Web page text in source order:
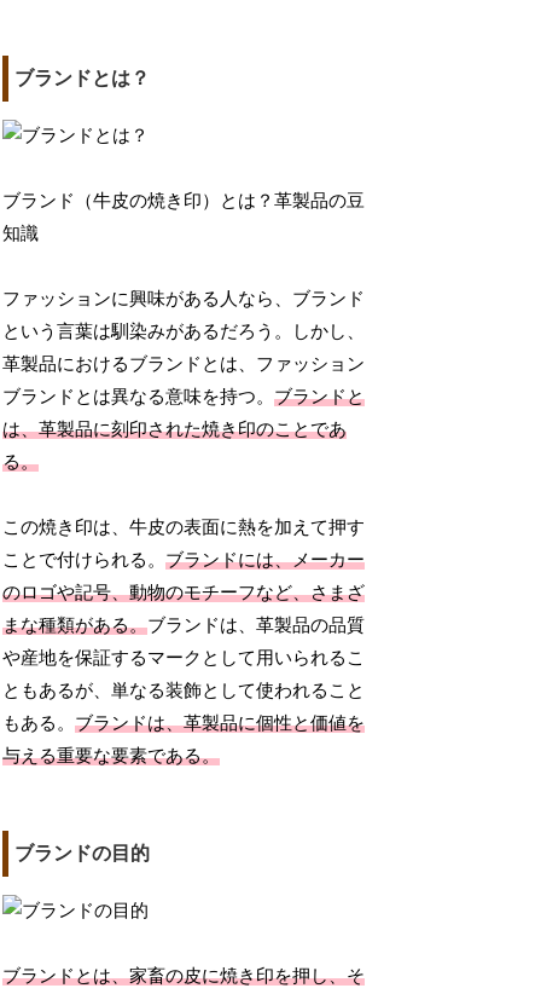
ブランドとは？
ブランド（牛皮の焼き印）とは？革製品の豆
知識
ファッションに興味がある人なら、ブランド
という言葉は馴染みがあるだろう。しかし、
革製品におけるブランドとは、ファッション
ブランドとは異なる意味を持つ。ブランドと
は、革製品に刻印された焼き印のことであ
る。
この焼き印は、牛皮の表面に熱を加えて押す
ことで付けられる。ブランドには、メーカー
のロゴや記号、動物のモチーフなど、さまざ
まな種類がある。ブランドは、革製品の品質
や産地を保証するマークとして用いられるこ
ともあるが、単なる装飾として使われること
もある。ブランドは、革製品に個性と価値を
与える重要な要素である。
ブランドの目的
ブランドとは、家畜の皮に焼き印を押し、そ